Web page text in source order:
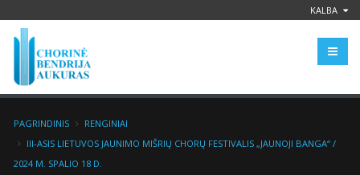
KALBA
PAGRINDINIS
RENGINIAI
III-ASIS LIETUVOS JAUNIMO MIŠRIŲ CHORŲ FESTIVALIS „JAUNOJI BANGA“ /
2024 M. SPALIO 18 D.